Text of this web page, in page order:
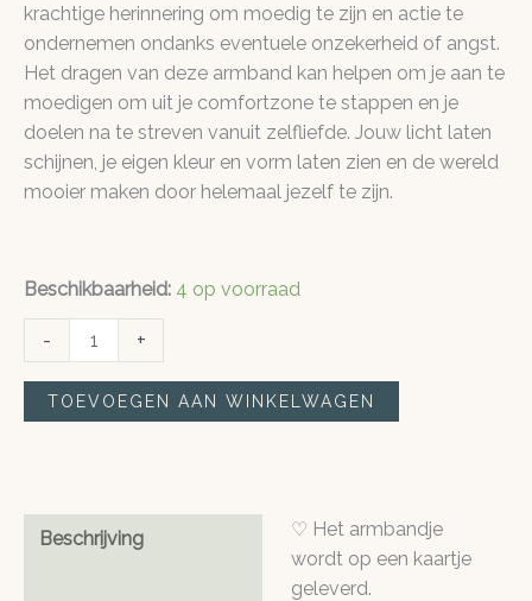
krachtige herinnering om moedig te zijn en actie te
ondernemen ondanks eventuele onzekerheid of angst.
Het dragen van deze armband kan helpen om je aan te
moedigen om uit je comfortzone te stappen en je
doelen na te streven vanuit zelfliefde. Jouw licht laten
schijnen, je eigen kleur en vorm laten zien en de wereld
mooier maken door helemaal jezelf te zijn.
Beschikbaarheid: 4 op voorraad
-
affirmatie
armband
Feel
and
do
+
TOEVOEGEN AAN WINKELWAGEN
Beschrijving
♡ Het armbandje
wordt op een kaartje
geleverd.